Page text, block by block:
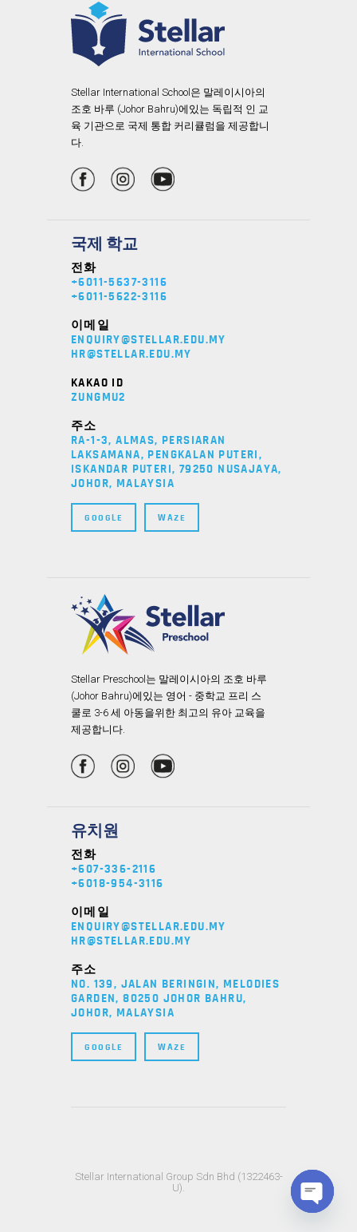
Stellar International School은 말레이시아의
조호 바루 (Johor Bahru)에있는 독립적 인 교
육 기관으로 국제 통합 커리큘럼을 제공합니
다.
국제 학교
전화
+6011-5637-3116
+6011-5622-3116
이메일
ENQUIRY@STELLAR.EDU.MY
HR@STELLAR.EDU.MY
KAKAO ID
ZUNGMU2
주소
RA-1-3, ALMAS, PERSIARAN
LAKSAMANA, PENGKALAN PUTERI,
ISKANDAR PUTERI, 79250 NUSAJAYA,
JOHOR, MALAYSIA
GOOGLE WAZE
Stellar Preschool는 말레이시아의 조호 바루
(Johor Bahru)에있는 영어 - 중학교 프리 스
쿨로 3-6 세 아동을위한 최고의 유아 교육을
제공합니다.
유치원
전화
+607-336-2116
+6018-954-3116
이메일
ENQUIRY@STELLAR.EDU.MY
HR@STELLAR.EDU.MY
주소
NO. 139, JALAN BERINGIN, MELODIES
GARDEN, 80250 JOHOR BAHRU,
JOHOR, MALAYSIA
GOOGLE WAZE
Stellar International Group Sdn Bhd (1322463-
U).